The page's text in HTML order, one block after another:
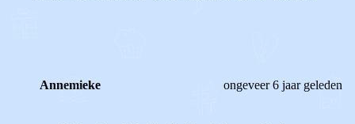
Annemieke ongeveer 6 jaar geleden